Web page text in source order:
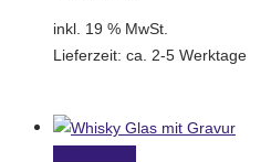
inkl. 19 % MwSt.
Lieferzeit: ca. 2-5 Werktage